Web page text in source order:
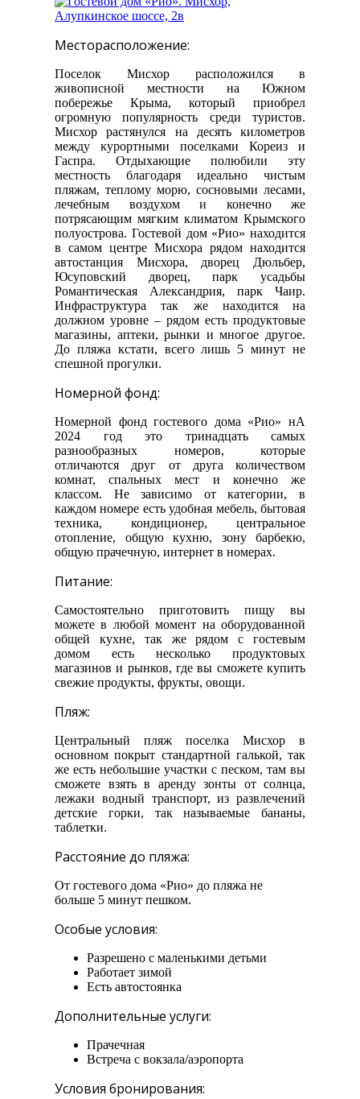
Месторасположение:
Поселок Мисхор расположился в
живописной местности на Южном
побережье Крыма, который приобрел
огромную популярность среди туристов.
Мисхор растянулся на десять километров
между курортными поселками Кореиз и
Гаспра. Отдыхающие полюбили эту
местность благодаря идеально чистым
пляжам, теплому морю, сосновыми лесами,
лечебным воздухом и конечно же
потрясающим мягким климатом Крымского
полуострова. Гостевой дом «Рио» находится
в самом центре Мисхора рядом находится
автостанция Мисхора, дворец Дюльбер,
Юсуповский дворец, парк усадьбы
Романтическая Александрия, парк Чаир.
Инфраструктура так же находится на
должном уровне – рядом есть продуктовые
магазины, аптеки, рынки и многое другое.
До пляжа кстати, всего лишь 5 минут не
спешной прогулки.
Номерной фонд:
Номерной фонд гостевого дома «Рио» нА
2024 год это тринадцать самых
разнообразных номеров, которые
отличаются друг от друга количеством
комнат, спальных мест и конечно же
классом. Не зависимо от категории, в
каждом номере есть удобная мебель, бытовая
техника, кондиционер, центральное
отопление, общую кухню, зону барбекю,
общую прачечную, интернет в номерах.
Питание:
Самостоятельно приготовить пищу вы
можете в любой момент на оборудованной
общей кухне, так же рядом с гостевым
домом есть несколько продуктовых
магазинов и рынков, где вы сможете купить
свежие продукты, фрукты, овощи.
Пляж:
Центральный пляж поселка Мисхор в
основном покрыт стандартной галькой, так
же есть небольшие участки с песком, там вы
сможете взять в аренду зонты от солнца,
лежаки водный транспорт, из развлечений
детские горки, так называемые бананы,
таблетки.
Расстояние до пляжа:
От гостевого дома «Рио» до пляжа не
больше 5 минут пешком.
Особые условия:
Разрешено с маленькими детьми
Работает зимой
Есть автостоянка
Дополнительные услуги:
Прачечная
Встреча с вокзала/аэропорта
Условия бронирования: